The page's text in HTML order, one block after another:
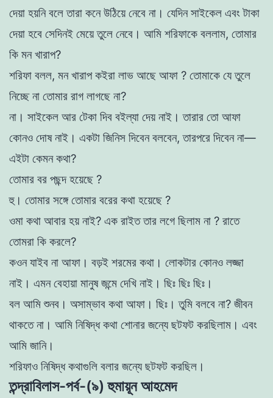
দেয়া হয়নি বলেতারা কনে উঠিয়ে নেবে না। যেদিন সাইকেল এবং টাকা
দেয়া হবে সেদিনই মেয়ে তুলে নেবে। আমি শরিফাকে বললাম, তােমার
কি মন খারাপ?
শরিফা বলল, মন খারাপ কইরা লাভ আছে আফা ? তােমাকে যে তুলে
নিচ্ছে না তােমার রাগ লাগছে না?
না। সাইকেল আর টেকা দিব বইল্যা দেয় নাই। তারার তাে আফা
কোনও দোষ নাই। একটা জিনিস দিবেন বলবেন, তারপরে দিবেন না—
এইটা কেমন কথা?
তােমার বর পছন্দ হয়েছে ?
হু। তােমার সঙ্গে তােমার বরের কথা হয়েছে ?
ওমা কথা আবার হয় নাই? এক রাইত তার লগে ছিলাম না ? রাতে
তােমরা কি করলে?
কওন যাইব না আফা। বড়ই শরমের কথা। লােকটার কোনও লজ্জা
নাই। এমন বেহায়া মানুষ জন্মে দেখি নাই। ছিঃ ছিঃ ছিঃ।
বল আমি শুনব। অসাম্ভাব কথা আফা। ছিঃ।তুমি বলবে না? জীবন
থাকতে না। আমি নিষিদ্ধ কথা শােনার জন্যে ছটফট করছিলাম। এবং
আমি জানি।
শরিফাও নিষিদ্ধ কথাগুলি বলার জন্যে ছটফট করছিল।
তন্দ্রাবিলাস-পর্ব-(৯) হুমায়ূন আহমেদ